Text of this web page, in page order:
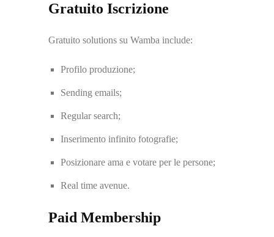
Gratuito Iscrizione
Gratuito solutions su Wamba include:
Profilo produzione;
Sending emails;
Regular search;
Inserimento infinito fotografie;
Posizionare ama e votare per le persone;
Real time avenue.
Paid Membership